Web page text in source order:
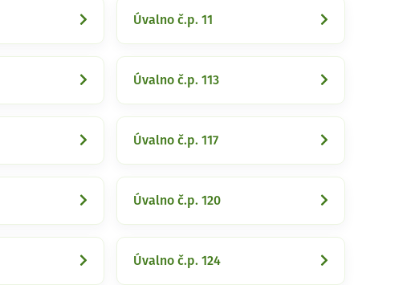
Úvalno č.p. 11
Úvalno č.p. 113
Úvalno č.p. 117
Úvalno č.p. 120
Úvalno č.p. 124